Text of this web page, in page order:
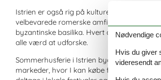
Istrien er også rig på kulturelle attraktioner
velbevarede romerske amfiteater, Rovinj
byzantinske basilika. Hvert af disse steder
alle værd at udforske.
Sommerhusferie i Istrien byder også på
markeder, hvor I kan købe friske, lokale
Nødvendige
Hvis du giver
videresendt